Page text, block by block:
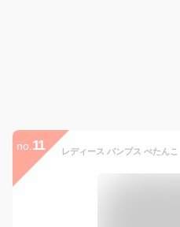
no. 11